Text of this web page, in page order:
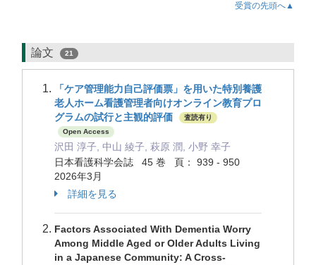
受賞の先頭へ▲
論文 21
「ケア管理能力自己評価票」を用いた特別養護
老人ホーム看護管理者向けオンライン教育プロ
グラムの試行と主観的評価
査読有り
Open Access
沢田 淳子, 中山 綾子, 萩原 潤, 小野 幸子
日本看護科学会誌 45 巻 頁： 939 - 950
2026年3月
詳細を見る
Factors Associated With Dementia Worry
Among Middle Aged or Older Adults Living
in a Japanese Community: A Cross-